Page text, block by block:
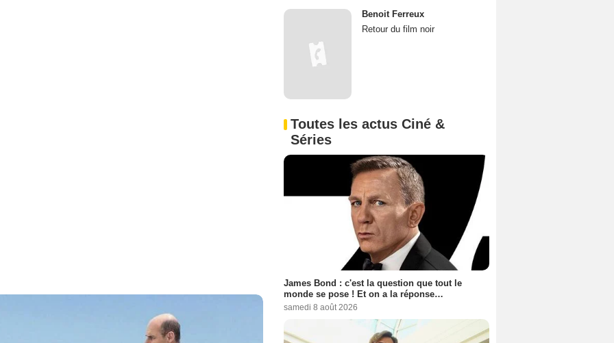
Benoit Ferreux
Retour du film noir
Toutes les actus Ciné &
Séries
James Bond : c'est la question que tout le
monde se pose ! Et on a la réponse…
samedi 8 août 2026